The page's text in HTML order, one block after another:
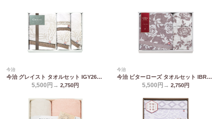
今治
今治 グレイスト タオルセット IGY26500
5,500円→ 2,750円
今治
今治 ビターローズ タオルセット IBR80500
5,500円→ 2,750円